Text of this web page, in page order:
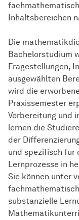
Inhaltsbereichen
Die
Bachelorstudium
Fragestellungen,
ausgewählten
wird die
Praxissemester
Vorbereitung und
lernen die
der
und spezifisch für
Lernprozesse in
Sie können unter
substanzielle